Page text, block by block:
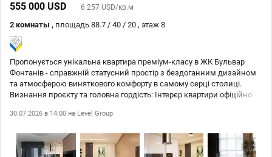
555 000 USD
6 257 USD/кв.м
2 комнаты , площадь 88.7 / 40 / 20 , этаж 8
Пропонується унікальна квартира преміум-класу в ЖК Бульвар
Фонтанів - справжній статусний простір з бездоганним дизайном
та атмосферою виняткового комфорту в самому серці столиці.
Визнання проєкту та головна гордість: Інтерєр квартири офіційно
престижних архітектурних премій. Обєкт отримав професійне
еталоном сучасного преміального житла. Тут кожен квадратний
метр - це поєднання високого мистецтва, продуманої ергономіки
30.07.2026 в 14:00 на Level Group